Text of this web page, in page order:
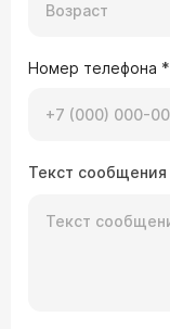
Номер телефона *
Текст сообщения